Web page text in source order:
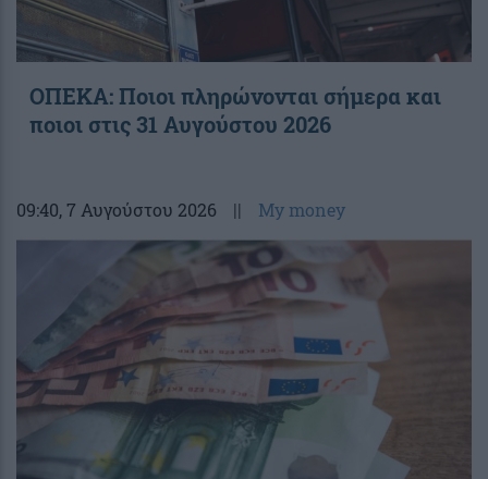
ΟΠΕΚΑ: Ποιοι πληρώνονται σήμερα και
ποιοι στις 31 Αυγούστου 2026
09:40, 7 Αυγούστου 2026 || My money